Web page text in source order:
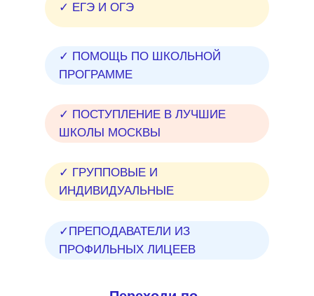
✓ ЕГЭ И ОГЭ
✓ ПОМОЩЬ ПО ШКОЛЬНОЙ
ПРОГРАММЕ
✓ ПОСТУПЛЕНИЕ В ЛУЧШИЕ
ШКОЛЫ МОСКВЫ
✓ ГРУППОВЫЕ И
ИНДИВИДУАЛЬНЫЕ
✓ПРЕПОДАВАТЕЛИ ИЗ
ПРОФИЛЬНЫХ ЛИЦЕЕВ